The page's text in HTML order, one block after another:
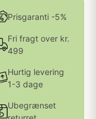
Prisgaranti -5%
Fri fragt over kr.
499
Hurtig levering
1-3 dage
Ubegrænset